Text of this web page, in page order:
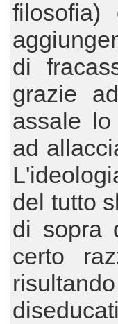
di
grazie
assale lo
ad
del tutto
di sopra
certo